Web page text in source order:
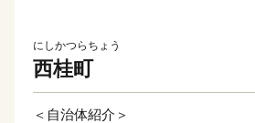
にしかつらちょう
西桂町
＜自治体紹介＞